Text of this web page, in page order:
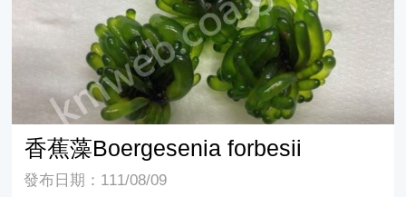
香蕉藻Boergesenia forbesii
發布日期：111/08/09